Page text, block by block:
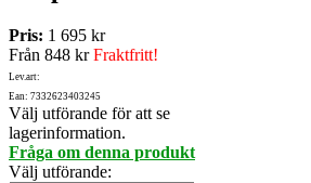
Pris: 1 695 kr
Från 848 krFraktfritt!
Lev.art:
Ean: 7332623403245
Välj utförande för att se
lagerinformation.
Fråga om denna produkt
Välj utförande: